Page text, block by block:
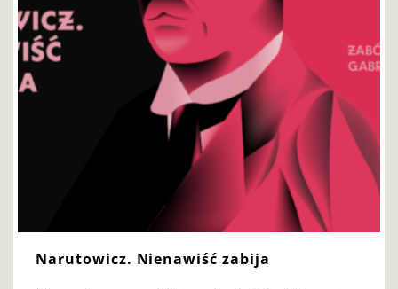
Narutowicz. Nienawiść zabija